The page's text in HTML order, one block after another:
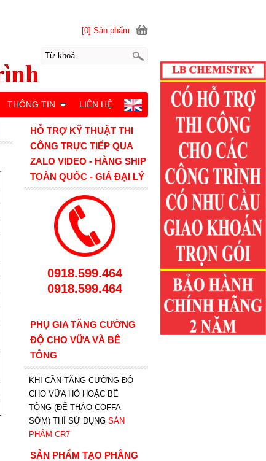
HỖ TRỢ KỸ THUẬT THI
CÔNG TRỰC TIẾP QUA
ZALO VIDEO - HÀNG SHIP
TOÀN QUỐC - GIÁ ĐẠI LÝ
0918.599.464
0918.599.464
PHỤ GIA TĂNG CƯỜNG
ĐỘ CHO VỮA VÀ BÊ
TÔNG
KHI CẦN TĂNG CƯỜNG ĐỘ
CHO VỮA HỒ HOẶC BÊ
TÔNG (ĐỂ THÁO COFFA
SỚM) THÌ SỬ DỤNG SẢN
PHẨM CR7
SẢN PHẨM TẠO PHẲNG
[0] Sản phẩm
THÔNG TIN LIÊN HỆ